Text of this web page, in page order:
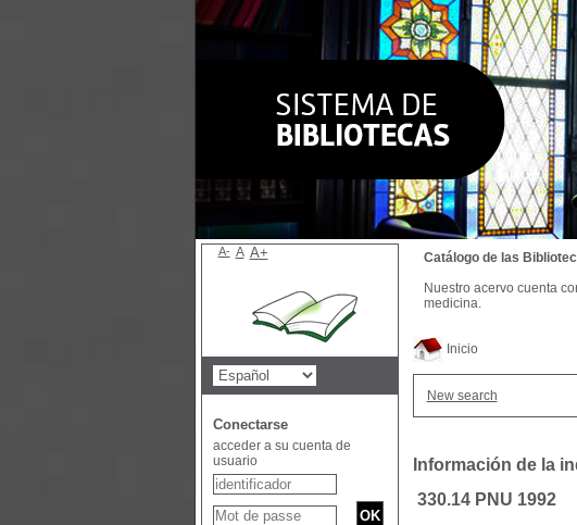
Inicio
New search
Información de la
330.14 PNU 1992
Catálogo de las
Nuestro acervo cuenta
medicina.
A- A A+
Conectarse
acceder a su cuenta de
usuario